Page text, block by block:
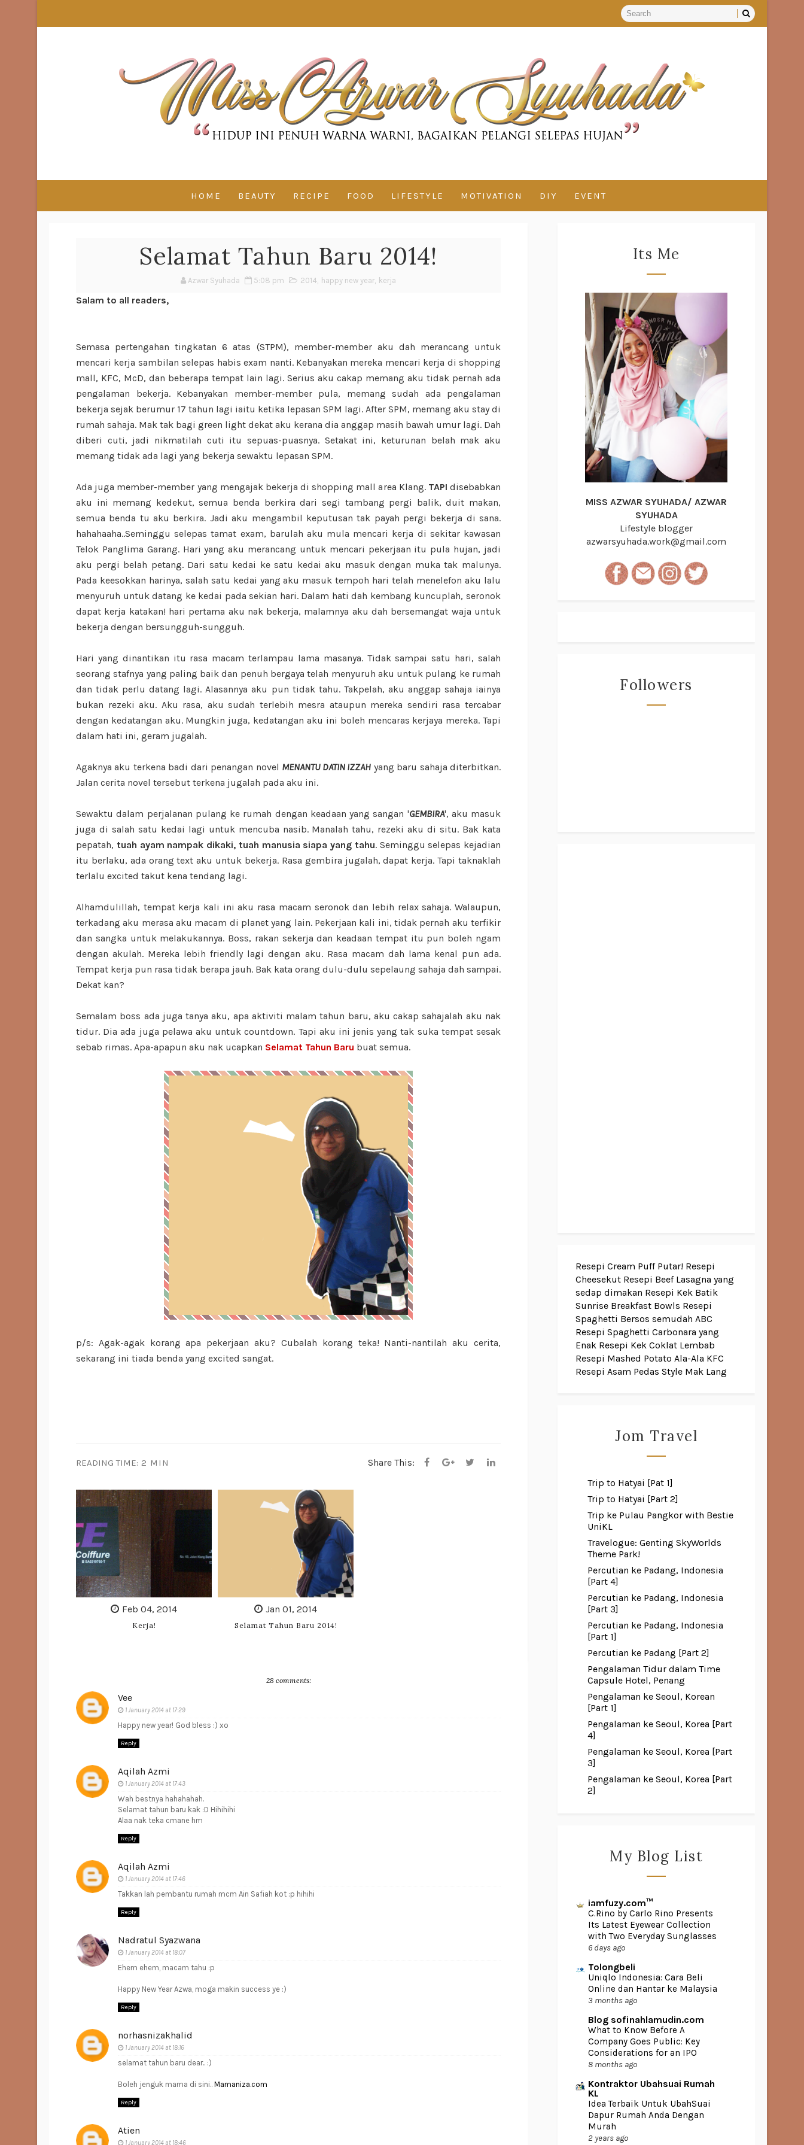
HOME BEAUTY RECIPE FOOD LIFESTYLE MOTIVATION DIY EVENT
Selamat Tahun Baru 2014!
Azwar Syuhada 5:08 pm 2014, happy new year, kerja
Salam to all readers,
Semasa pertengahan tingkatan 6 atas (STPM), member-member aku dah merancang untuk
mencari kerja sambilan selepas habis exam nanti. Kebanyakan mereka mencari kerja di shopping
mall, KFC, McD, dan beberapa tempat lain lagi. Serius aku cakap memang aku tidak pernah ada
pengalaman bekerja. Kebanyakan member-member pula, memang sudah ada pengalaman
bekerja sejak berumur 17 tahun lagi iaitu ketika lepasan SPM lagi. After SPM, memang aku stay di
rumah sahaja. Mak tak bagi green light dekat aku kerana dia anggap masih bawah umur lagi. Dah
diberi cuti, jadi nikmatilah cuti itu sepuas-puasnya. Setakat ini, keturunan belah mak aku
memang tidak ada lagi yang bekerja sewaktu lepasan SPM.
Ada juga member-member yang mengajak bekerja di shopping mall area Klang. TAPIdisebabkan
aku ini memang kedekut, semua benda berkira dari segi tambang pergi balik, duit makan,
semua benda tu aku berkira. Jadi aku mengambil keputusan tak payah pergi bekerja di sana.
hahahaaha..Seminggu selepas tamat exam, barulah aku mula mencari kerja di sekitar kawasan
Telok Panglima Garang. Hari yang aku merancang untuk mencari pekerjaan itu pula hujan, jadi
aku pergi belah petang. Dari satu kedai ke satu kedai aku masuk dengan muka tak malunya.
Pada keesokkan harinya, salah satu kedai yang aku masuk tempoh hari telah menelefon aku lalu
menyuruh untuk datang ke kedai pada sekian hari. Dalam hati dah kembang kuncuplah, seronok
dapat kerja katakan! hari pertama aku nak bekerja, malamnya aku dah bersemangat waja untuk
bekerja dengan bersungguh-sungguh.
Hari yang dinantikan itu rasa macam terlampau lama masanya. Tidak sampai satu hari, salah
seorang stafnya yang paling baik dan penuh bergaya telah menyuruh aku untuk pulang ke rumah
dan tidak perlu datang lagi. Alasannya aku pun tidak tahu. Takpelah, aku anggap sahaja iainya
bukan rezeki aku. Aku rasa, aku sudah terlebih mesra ataupun mereka sendiri rasa tercabar
dengan kedatangan aku. Mungkin juga, kedatangan aku ini boleh mencaras kerjaya mereka. Tapi
dalam hati ini, geram jugalah.
Agaknya aku terkena badi dari penangan novel MENANTU DATIN IZZAH yang baru sahaja diterbitkan.
Jalan cerita novel tersebut terkena jugalah pada aku ini.
Sewaktu dalam perjalanan pulang ke rumah dengan keadaan yang sangan 'GEMBIRA', aku masuk
juga di salah satu kedai lagi untuk mencuba nasib. Manalah tahu, rezeki aku di situ. Bak kata
pepatah, tuah ayam nampak dikaki, tuah manusia siapa yang tahu. Seminggu selepas kejadian
itu berlaku, ada orang text aku untuk bekerja. Rasa gembira jugalah, dapat kerja. Tapi taknaklah
terlalu excited takut kena tendang lagi.
Alhamdulillah, tempat kerja kali ini aku rasa macam seronok dan lebih relax sahaja. Walaupun,
terkadang aku merasa aku macam di planet yang lain. Pekerjaan kali ini, tidak pernah aku terfikir
dan sangka untuk melakukannya. Boss, rakan sekerja dan keadaan tempat itu pun boleh ngam
dengan akulah. Mereka lebih friendly lagi dengan aku. Rasa macam dah lama kenal pun ada.
Tempat kerja pun rasa tidak berapa jauh. Bak kata orang dulu-dulu sepelaung sahaja dah sampai.
Dekat kan?
Semalam boss ada juga tanya aku, apa aktiviti malam tahun baru, aku cakap sahajalah aku nak
tidur. Dia ada juga pelawa aku untuk countdown. Tapi aku ini jenis yang tak suka tempat sesak
sebab rimas. Apa-apapun aku nak ucapkan Selamat Tahun Baru buat semua.
p/s: Agak-agak korang apa pekerjaan aku? Cubalah korang teka! Nanti-nantilah aku cerita,
sekarang ini tiada benda yang excited sangat.
READING TIME: 2 MIN Share This:
Feb 04, 2014
Kerja!
Jan 01, 2014
Selamat Tahun Baru 2014!
28 comments:
Vee
1 January 2014 at 17:29
Happy new year! God bless :) xo
Reply
Aqilah Azmi
1 January 2014 at 17:43
Wah bestnya hahahahah.
Selamat tahun baru kak :D Hihihihi
Alaa nak teka cmane hm
Reply
Aqilah Azmi
1 January 2014 at 17:46
Takkan lah pembantu rumah mcm Ain Safiah kot :p hihihi
Reply
Nadratul Syazwana
1 January 2014 at 18:07
Ehem ehem, macam tahu :p
Happy New Year Azwa, moga makin success ye :)
Reply
norhasnizakhalid
1 January 2014 at 18:16
selamat tahun baru dear.. :)
Boleh jenguk mama di sini.. Mamaniza.com
Reply
Atien
1 January 2014 at 18:46
Its Me
MISS AZWAR SYUHADA/ AZWAR
SYUHADA
Lifestyle blogger
azwarsyuhada.work@gmail.com
Followers
Resepi Cream Puff Putar! Resepi
Cheesekut Resepi Beef Lasagna yang
sedap dimakan Resepi Kek Batik
Sunrise Breakfast Bowls Resepi
Spaghetti Bersos semudah ABC
Resepi Spaghetti Carbonara yang
Enak Resepi Kek Coklat Lembab
Resepi Mashed Potato Ala-Ala KFC
Resepi Asam Pedas Style Mak Lang
Jom Travel
Trip to Hatyai [Pat 1]
Trip to Hatyai [Part 2]
Trip ke Pulau Pangkor with Bestie
UniKL
Travelogue: Genting SkyWorlds
Theme Park!
Percutian ke Padang, Indonesia
[Part 4]
Percutian ke Padang, Indonesia
[Part 3]
Percutian ke Padang, Indonesia
[Part 1]
Percutian ke Padang [Part 2]
Pengalaman Tidur dalam Time
Capsule Hotel, Penang
Pengalaman ke Seoul, Korean
[Part 1]
Pengalaman ke Seoul, Korea [Part
4]
Pengalaman ke Seoul, Korea [Part
3]
Pengalaman ke Seoul, Korea [Part
2]
My Blog List
iamfuzy.com™
C.Rino by Carlo Rino Presents
Its Latest Eyewear Collection
with Two Everyday Sunglasses
6 days ago
Tolongbeli
Uniqlo Indonesia: Cara Beli
Online dan Hantar ke Malaysia
3 months ago
Blog sofinahlamudin.com
What to Know Before A
Company Goes Public: Key
Considerations for an IPO
8 months ago
Kontraktor Ubahsuai Rumah
KL
Idea Terbaik Untuk UbahSuai
Dapur Rumah Anda Dengan
Murah
2 years ago